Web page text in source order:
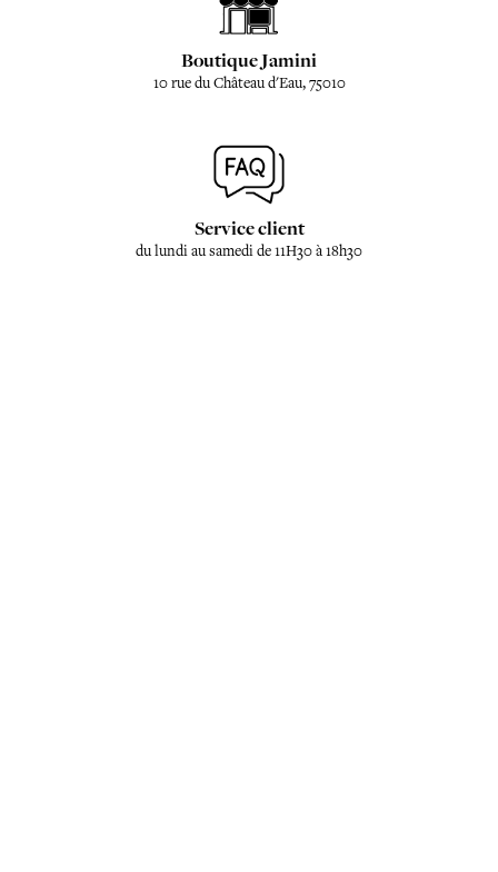
Boutique Jamini
10 rue du Château d'Eau, 75010
Service client
du lundi au samedi de 11H30 à 18h30